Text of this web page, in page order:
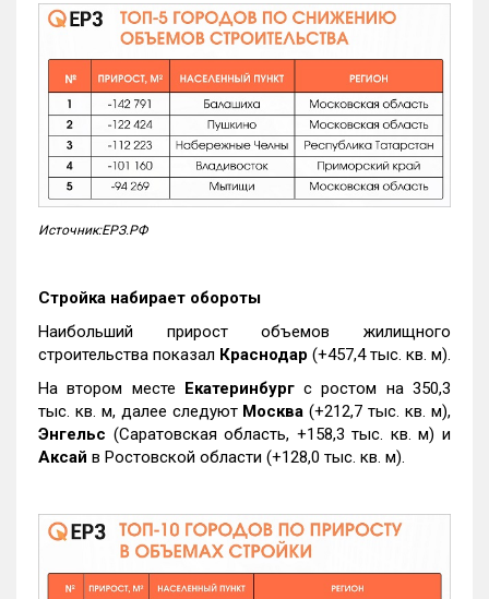
Источник:ЕРЗ.РФ
Стройка набирает обороты
Наибольший прирост объемов жилищного
строительства показал Краснодар (+457,4 тыс. кв. м).
На втором месте Екатеринбургс ростом на 350,3
тыс. кв. м, далее следуют Москва (+212,7 тыс. кв. м),
Энгельс (Саратовская область, +158,3 тыс. кв. м) и
Аксай в Ростовской области (+128,0 тыс. кв. м).